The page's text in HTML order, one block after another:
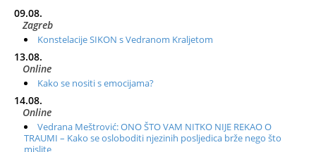
09.08.
Zagreb
Konstelacije SIKON s Vedranom Kraljetom
13.08.
Online
Kako se nositi s emocijama?
14.08.
Online
Vedrana Meštrović: ONO ŠTO VAM NITKO NIJE REKAO O
TRAUMI – Kako se osloboditi njezinih posljedica brže nego što
mislite